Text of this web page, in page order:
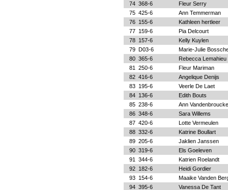
74 368-6
Fleur Serry
75 425-6
Ann Temmerman
76 155-6
Kathleen hertleer
77 159-6
Pia Delcourt
78 157-6
Kelly Kuylen
79 D03-6
Marie-Julie
80 365-6
Rebecca Lemahieu
81
250-6
Fleur Mariman
82 416-6
Angelique Denijs
83 195-6
Veerle De Laet
84 136-6
Edith Bouts
85 238-6
Ann Vandenbroucke
86 348-6
Sara Willems
87 420-6
Lotte Vermeulen
88 332-6
Katrine Boullart
89 205-6
Jaklien Janssen
90 319-6
Els Goeleven
91
344-6
Katrien Roelandt
92 182-6
Heidi Gordier
93 154-6
Maaike Vanden
94 395-6 Vanessa De Tant